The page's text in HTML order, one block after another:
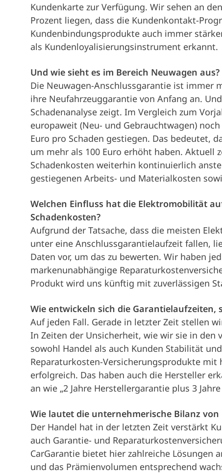
Kundenkarte zur Verfügung. Wir sehen an
Prozent liegen, dass die Kundenkontakt-
Kundenbindungsprodukte auch immer
als Kundenloyalisierungsinstrument erkannt.
Und wie sieht es im Bereich Neuwagen aus?
Die Neuwagen-Anschlussgarantie ist immer
ihre Neufahrzeuggarantie von Anfang an.
Schadenanalyse zeigt. Im Vergleich zum
europaweit (Neu- und Gebrauchtwagen)
Euro pro Schaden gestiegen. Das bedeutet,
um mehr als 100 Euro erhöht haben. Aktuell
Schadenkosten weiterhin kontinuierlich
gestiegenen Arbeits- und Materialkosten
Welchen Einfluss hat die Elektromobilität
Schadenkosten?
Aufgrund der Tatsache, dass die meisten
unter eine Anschlussgarantielaufzeit fallen,
Daten vor, um das zu bewerten. Wir haben
markenunabhängige
Produkt wird uns künftig mit zuverlässigen
Wie entwickeln sich die Garantielaufzeiten,
Auf jeden Fall. Gerade in letzter Zeit stellen
In Zeiten der Unsicherheit, wie wir sie in den
sowohl Handel als auch Kunden Stabilität
Reparaturkosten-Versicherungsprodukte mit
erfolgreich. Das haben auch die Hersteller
an wie „2 Jahre Herstellergarantie plus 3
Wie lautet die unternehmerische Bilanz von
Der Handel hat in der letzten Zeit verstärkt
auch Garantie- und
CarGarantie bietet hier zahlreiche Lösungen
und das Prämienvolumen entsprechend